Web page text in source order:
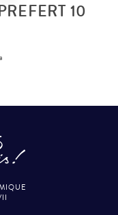
10